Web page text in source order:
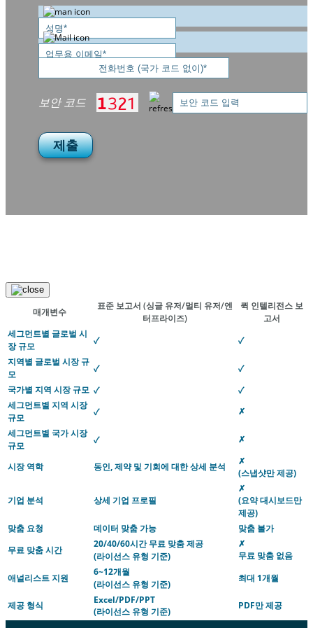
보안 코드
제출
매개변수
표준 보고서 (싱글 유저/멀티 유저/엔
터프라이즈)
퀵 인텔리전스 보
고서
세그먼트별 글로벌 시
장 규모
✓
✓
지역별 글로벌 시장 규
모
✓
✓
국가별 지역 시장 규모 ✓
✓
세그먼트별 지역 시장
규모
✓
✗
세그먼트별 국가 시장
규모
✓ ✗
시장 역학 동인, 제약 및 기회에 대한 상세 분석
✗
(스냅샷만 제공)
기업 분석 상세 기업 프로필
✗
(요약 대시보드만
제공)
맞춤 요청
데이터 맞춤 가능
맞춤 불가
무료 맞춤 시간
20/40/60시간 무료 맞춤 제공
(라이선스 유형 기준)
✗
무료 맞춤 없음
애널리스트 지원
6~12개월
(라이선스 유형 기준)
최대 1개월
제공 형식
Excel/PDF/PPT
(라이선스 유형 기준)
PDF만 제공